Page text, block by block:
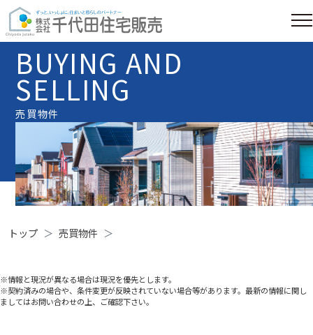
BUYING AND
SELLING
売買物件
トップ 売買物件
※情報と現況が異なる場合は現況を優先とします。
※契約済みの場合や、条件変更が反映されていない場合等があります。最新の情報に関し
ましてはお問い合わせの上、ご確認下さい。